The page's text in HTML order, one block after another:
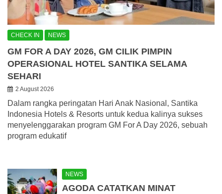
CHECK IN NEWS
GM FOR A DAY 2026, GM CILIK PIMPIN
OPERASIONAL HOTEL SANTIKA SELAMA
SEHARI
2 August 2026
Dalam rangka peringatan Hari Anak Nasional, Santika
Indonesia Hotels & Resorts untuk kedua kalinya sukses
menyelenggarakan program GM For A Day 2026, sebuah
program edukatif
NEWS
AGODA CATATKAN MINAT